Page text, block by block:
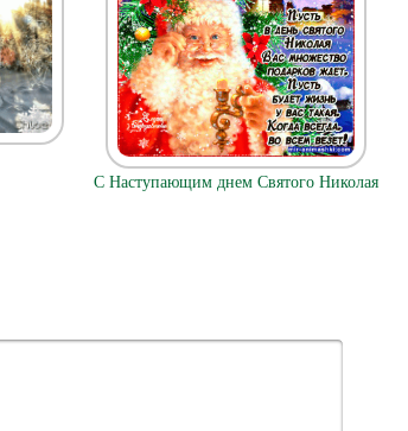
С Наступающим днем Святого Николая